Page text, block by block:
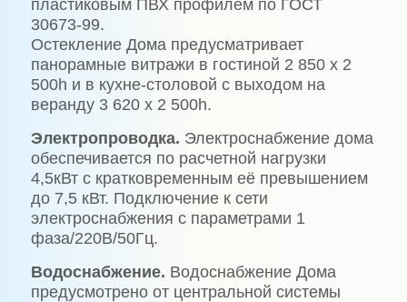
пластиковым ПВХ профилем по ГОСТ
30673-99.
Остекление Дома предусматривает
панорамные витражи в гостиной 2 850 х 2
500h и в кухне-столовой с выходом на
веранду 3 620 х 2 500h.
Электропроводка. Электроснабжение дома
обеспечивается по расчетной нагрузки
4,5кВт с кратковременным её превышением
до 7,5 кВт. Подключение к сети
электроснабжения с параметрами 1
фаза/220В/50Гц.
Водоснабжение. Водоснабжение Дома
предусмотрено от центральной системы